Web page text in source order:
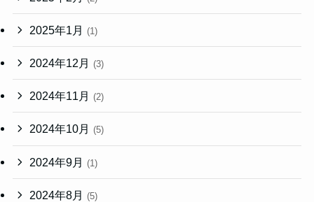
2025年1月 (1)
2024年12月 (3)
2024年11月 (2)
2024年10月 (5)
2024年9月 (1)
2024年8月 (5)